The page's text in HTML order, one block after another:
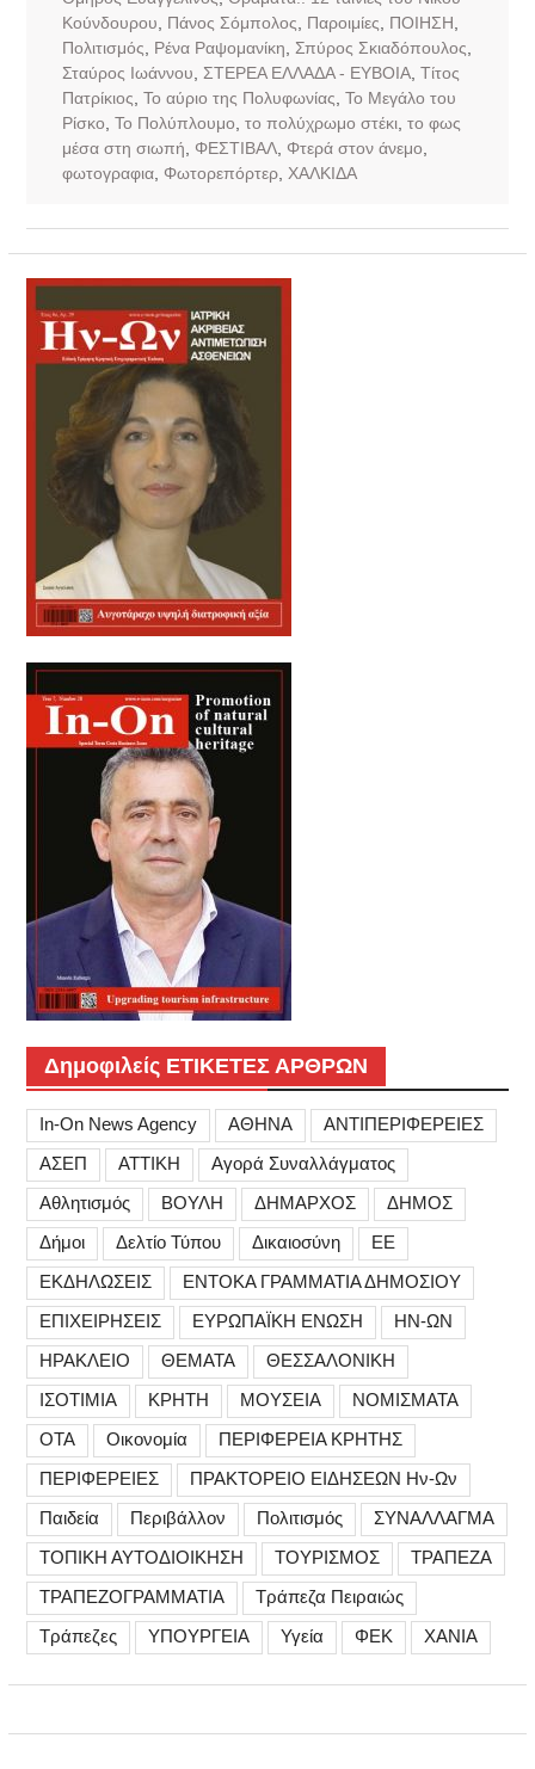
Κούνδουρου
Πάνος Σόμπολος Παροιμίες ΠΟΙΗΣΗ
Πολιτισμός
Ρένα Ραψομανίκη Σπύρος Σκιαδόπουλος
Σταύρος Ιωάννου
ΣΤΕΡΕΑ ΕΛΛΑΔΑ - ΕΥΒΟΙΑ, Τίτος
Πατρίκιος Το αύριο της Πολυφωνίας Το Μεγάλο του
Ρίσκο Το Πολύπλουμο το πολύχρωμο στέκι, το φως
μέσα στη σιωπή
ΦΕΣΤΙΒΑΛ, Φτερά στον άνεμο
φωτογραφια, Φωτορεπόρτερ, ΧΑΛΚΙΔΑ
Δημοφιλείς ΕΤΙΚΕΤΕΣ ΑΡΘΡΩΝ
In-On News Agency ΑΘΗΝΑ
ΑΝΤΙΠΕΡΙΦΕΡΕΙΕΣ
ΑΣΕΠ
ΑΤΤΙΚΗ
Αγορά Συναλλάγματος
Αθλητισμός
ΒΟΥΛΗ ΔΗΜΑΡΧΟΣ
ΔΗΜΟΣ
Δήμοι
Δελτίο Τύπου Δικαιοσύνη
ΕΕ
ΕΚΔΗΛΩΣΕΙΣ
ΕΝΤΟΚΑ ΓΡΑΜΜΑΤΙΑ ΔΗΜΟΣΙΟΥ
ΕΠΙΧΕΙΡΗΣΕΙΣ
ΕΥΡΩΠΑΪΚΗ ΕΝΩΣΗ
ΗΝ-ΩΝ
ΗΡΑΚΛΕΙΟ
ΘΕΜΑΤΑ
ΘΕΣΣΑΛΟΝΙΚΗ
ΙΣΟΤΙΜΙΑ
ΚΡΗΤΗ ΜΟΥΣΕΙΑ
ΝΟΜΙΣΜΑΤΑ
ΟΤΑ
Οικονομία
ΠΕΡΙΦΕΡΕΙΑ ΚΡΗΤΗΣ
ΠΕΡΙΦΕΡΕΙΕΣ
ΠΡΑΚΤΟΡΕΙΟ ΕΙΔΗΣΕΩΝ Ην-Ων
Παιδεία
Περιβάλλον Πολιτισμός
ΣΥΝΑΛΛΑΓΜΑ
ΤΟΠΙΚΗ ΑΥΤΟΔΙΟΙΚΗΣΗ
ΤΟΥΡΙΣΜΟΣ
ΤΡΑΠΕΖΑ
ΤΡΑΠΕΖΟΓΡΑΜΜΑΤΙΑ
Τράπεζα Πειραιώς
Τράπεζες
ΥΠΟΥΡΓΕΙΑ Υγεία ΦΕΚ ΧΑΝΙΑ